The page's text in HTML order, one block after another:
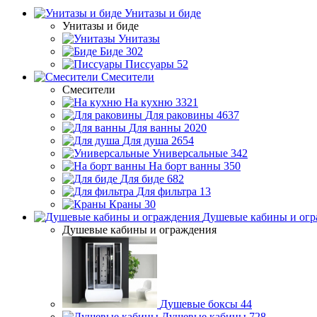
Унитазы и биде
Унитазы и биде
Унитазы
Биде 302
Писсуары 52
Смесители
Смесители
На кухню 3321
Для раковины 4637
Для ванны 2020
Для душа 2654
Универсальные 342
На борт ванны 350
Для биде 682
Для фильтра 13
Краны 30
Душевые кабины и
Душевые кабины и ограждения
Душевые боксы 44